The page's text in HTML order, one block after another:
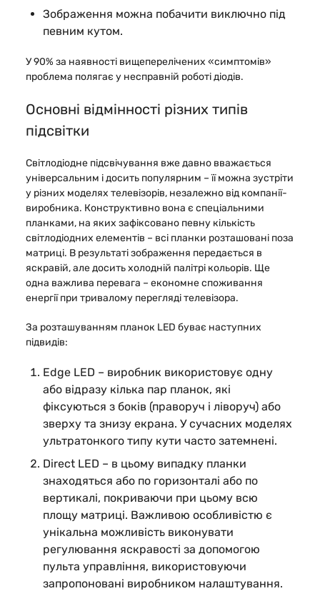
Зображення можна побачити виключно під
певним кутом.
У 90% за наявності вищеперелічених «симптомів»
проблема полягає у несправній роботі діодів.
Основні відмінності різних типів
підсвітки
Світлодіодне підсвічування вже давно вважається
універсальним і досить популярним – її можна зустріти
у різних моделях телевізорів, незалежно від компанії-
виробника. Конструктивно вона є спеціальними
планками, на яких зафіксовано певну кількість
світлодіодних елементів – всі планки розташовані поза
матриці. В результаті зображення передається в
яскравій, але досить холодній палітрі кольорів. Ще
одна важлива перевага – економне споживання
енергії при тривалому перегляді телевізора.
За розташуванням планок LED буває наступних
підвидів:
Edge LED – виробник використовує одну
або відразу кілька пар планок, які
фіксуються з боків (праворуч і ліворуч) або
зверху та знизу екрана. У сучасних моделях
ультратонкого типу кути часто затемнені.
Direct LED – в цьому випадку планки
знаходяться або по горизонталі або по
вертикалі, покриваючи при цьому всю
площу матриці. Важливою особливістю є
унікальна можливість виконувати
регулювання яскравості за допомогою
пульта управління, використовуючи
запропоновані виробником налаштування.